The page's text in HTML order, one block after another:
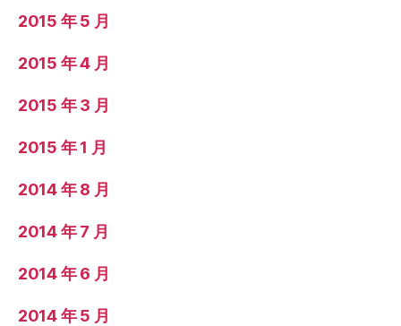
2015 年 5 月
2015 年 4 月
2015 年 3 月
2015 年 1 月
2014 年 8 月
2014 年 7 月
2014 年 6 月
2014 年 5 月